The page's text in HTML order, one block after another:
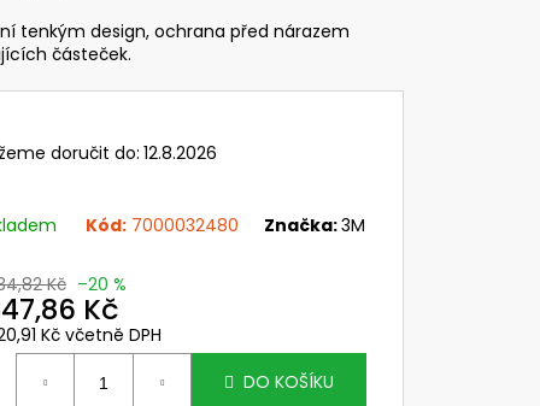
tenkým design, ochrana před nárazem
částeček.
doručit do: 12.8.2026
Kód: 7000032480 Značka:3M
Kč –20 %
Kč
Kč včetně DPH
DO KOŠÍKU